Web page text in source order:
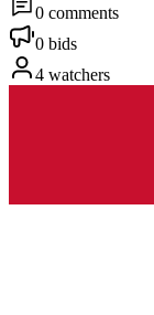
0 comments
0 bids
4 watchers